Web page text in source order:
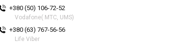
+380 (50) 106-72-52
Vodafone( МТС, UMS)
+380 (63) 767-56-56
Life Viber